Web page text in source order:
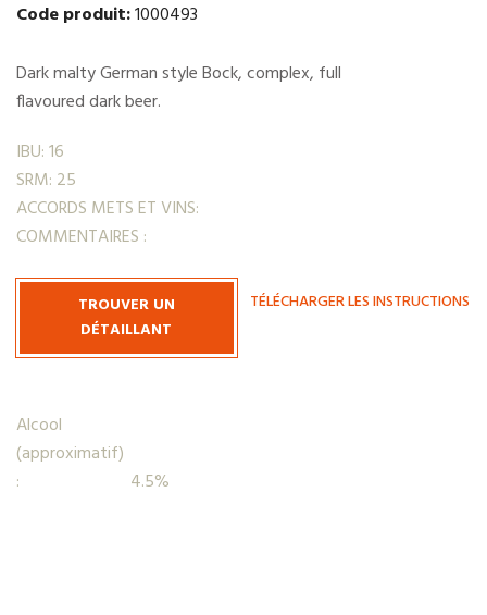
Code produit:1000493
Dark malty German style Bock, complex, full
flavoured dark beer.
IBU: 16
SRM: 25
ACCORDS METS ET VINS:
COMMENTAIRES :
TROUVER UN
DÉTAILLANT
TÉLÉCHARGER LES INSTRUCTIONS
Alcool
(approximatif)
:
4.5%